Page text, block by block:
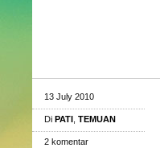
13 July 2010
Di PATI TEMUAN
2 komentar